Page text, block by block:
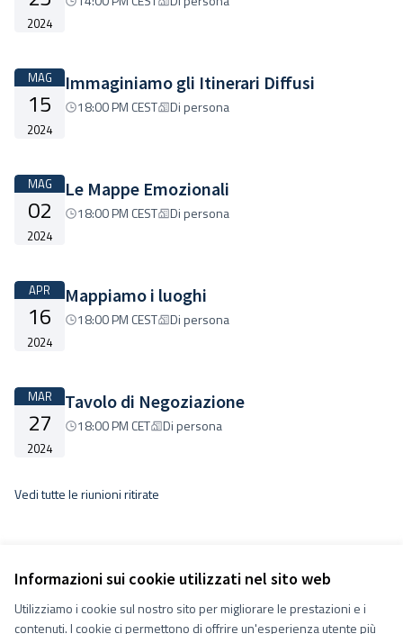
Informazioni sui cookie utilizzati nel sito web
Utilizziamo i cookie sul nostro sito per migliorare le prestazioni e i
contenuti. I cookie ci permettono di offrire un'esperienza utente più
2024
MAG
15
2024
Immaginiamo gli Itinerari Diffusi
18:00 PM CEST Di persona
MAG
02
2024
Le Mappe Emozionali
18:00 PM CEST Di persona
APR
16
2024
Mappiamo i luoghi
18:00 PM CEST Di persona
MAR
27
2024
Tavolo di Negoziazione
18:00 PM CET Di persona
Vedi tutte le riunioni ritirate
Termini e condizioni d''uso
Impostazioni Cookie